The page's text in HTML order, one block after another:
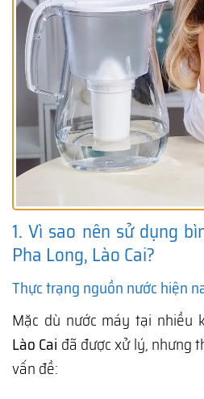
1. Vì sao nên sử dụng
Pha Long, Lào Cai?
Thực trạng nguồn nước hiện
Mặc dù nước máy tại nhiều
Lào Cai đã được xử lý, nhưng
vấn đề: